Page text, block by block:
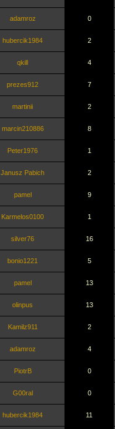
adamroz 0
hubercik1984 2
qkill 4
prezes912 7
martinii 2
marcin210886 8
Peter1976 1
Janusz Pabich 2
pamel 9
Karmelos0100 1
silver76 16
bonio1221 5
pamel 13
olinpus 13
Kamilz911 2
adamroz 4
PiotrB 0
G00ral 0
hubercik1984 11